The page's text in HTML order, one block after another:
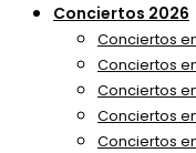
Conciertos 2026
Conciertos
Conciertos
Conciertos
Conciertos
Conciertos